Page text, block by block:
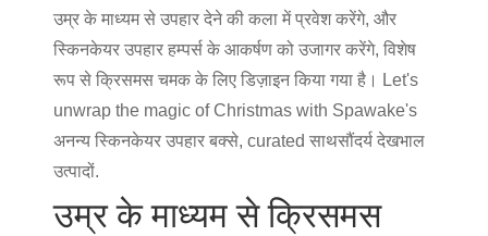
उम्र के माध्यम से उपहार देने की कला में प्रवेश करेंगे, और
स्किनकेयर उपहार हम्पर्स के आकर्षण को उजागर करेंगे, विशेष
रूप से क्रिसमस चमक के लिए डिज़ाइन किया गया है। Let's
unwrap the magic of Christmas with Spawake's
अनन्य स्किनकेयर उपहार बक्से, curated साथसौंदर्य देखभाल
उत्पादों.
उम्र के माध्यम से क्रिसमस